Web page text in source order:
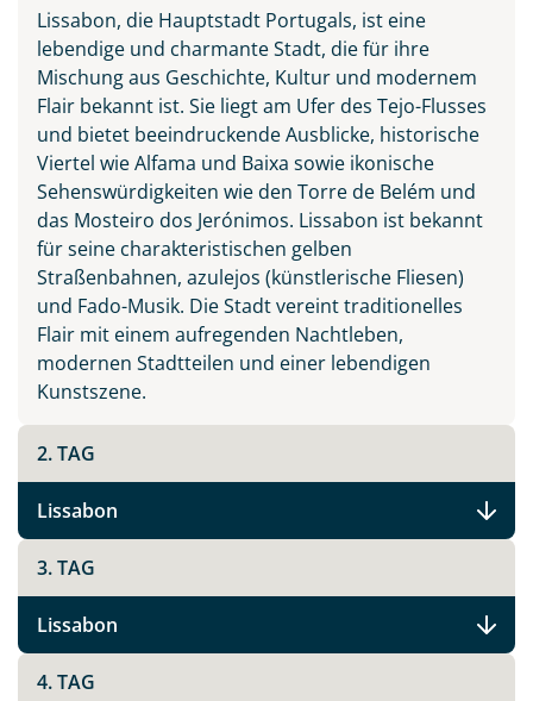
Teile diese Reise
Facebook
Instagram
X
Telegram
per E-Mail senden
Link kopieren
Lissabon, die Hauptstadt Portugals, ist eine
lebendige und charmante Stadt, die für ihre
Mischung aus Geschichte, Kultur und modernem
Flair bekannt ist. Sie liegt am Ufer des Tejo-Flusses
und bietet beeindruckende Ausblicke, historische
Viertel wie Alfama und Baixa sowie ikonische
Sehenswürdigkeiten wie den Torre de Belém und
das Mosteiro dos Jerónimos. Lissabon ist bekannt
für seine charakteristischen gelben
Straßenbahnen, azulejos (künstlerische Fliesen)
und Fado-Musik. Die Stadt vereint traditionelles
Flair mit einem aufregenden Nachtleben,
modernen Stadtteilen und einer lebendigen
Kunstszene.
2. TAG
Lissabon
3. TAG
Lissabon
4. TAG